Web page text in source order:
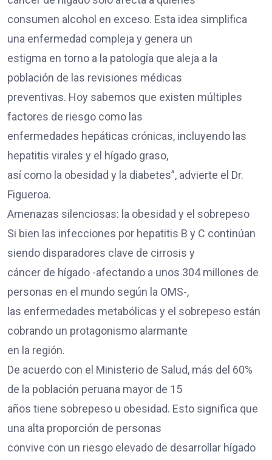
consumen alcohol en exceso. Esta idea simplifica
una enfermedad compleja y genera un
estigma en torno a la patología que aleja a la
población de las revisiones médicas
preventivas. Hoy sabemos que existen múltiples
factores de riesgo como las
enfermedades hepáticas crónicas, incluyendo las
hepatitis virales y el hígado graso,
así como la obesidad y la diabetes”, advierte el Dr.
Figueroa.
Amenazas silenciosas: la obesidad y el sobrepeso
Si bien las infecciones por hepatitis B y C continúan
siendo disparadores clave de cirrosis y
cáncer de hígado -afectando a unos 304 millones de
personas en el mundo según la OMS-,
las enfermedades metabólicas y el sobrepeso están
cobrando un protagonismo alarmante
en la región.
De acuerdo con el Ministerio de Salud, más del 60%
de la población peruana mayor de 15
años tiene sobrepeso u obesidad. Esto significa que
una alta proporción de personas
convive con un riesgo elevado de desarrollar hígado